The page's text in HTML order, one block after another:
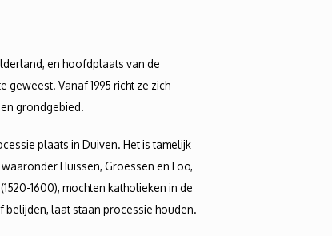
en hoofdplaats van de
geweest. Vanaf 1995 richt ze zich
grondgebied.
plaats in Duiven. Het is tamelijk
Huissen, Groessen en Loo,
1600), mochten katholieken in de
laat staan processie houden.